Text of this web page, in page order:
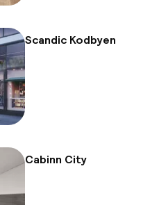
Scandic Kodbyen
Cabinn City